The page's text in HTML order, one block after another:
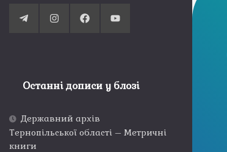
Останні дописи у блозі
Державний архів
Тернопільської області – Метричні
книги